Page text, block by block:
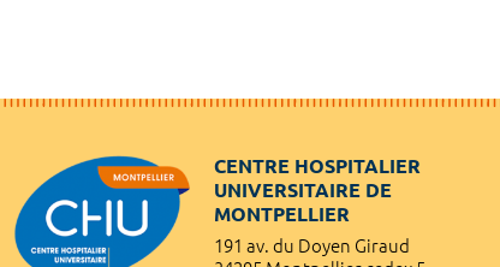
CENTRE HOSPITALIER
UNIVERSITAIRE DE
MONTPELLIER
191 av. du Doyen Giraud